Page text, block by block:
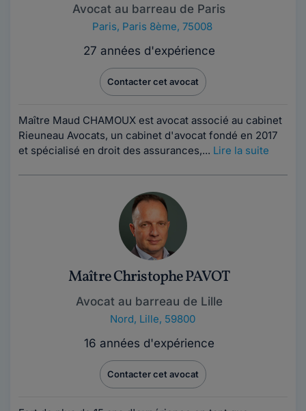
Avocat au barreau de Paris
Paris, Paris 8ème, 75008
27 années d'expérience
Contacter cet avocat
Maître Maud CHAMOUX est avocat associé au cabinet
Rieuneau Avocats, un cabinet d'avocat fondé en 2017
et spécialisé en droit des assurances,... Lire la suite
Maître Christophe PAVOT
Avocat au barreau de Lille
Nord, Lille, 59800
16 années d'expérience
Contacter cet avocat